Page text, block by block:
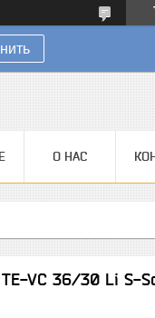
О НАС
VC 36/30 Li S-